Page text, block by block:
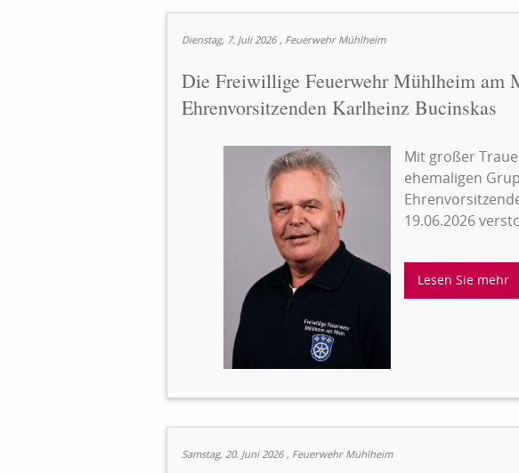
Dienstag, 7. Juli 2026 , Feuerwehr Mühlheim
Die Freiwillige Feuerwehr Mühlheim am
Ehrenvorsitzenden Karlheinz Bucinskas
Mit großer
ehemaligen
19.06.2026
Lesen Sie mehr
Samstag, 20. Juni 2026 , Feuerwehr Mühlheim